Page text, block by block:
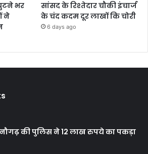
भर
ने
सांसद के रिश्तेदार चौकी इंचार्ज
के चंद कदम दूर लाखों कि चोरी
6 days ago
की पुलिस ने 12 लाख रुपये का पकड़ा